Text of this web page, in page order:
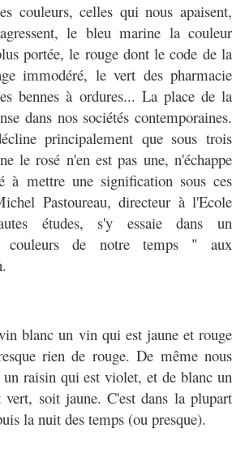
couleurs, celles qui nous apaisent,
le bleu marine la couleur
portée, le rouge dont le code de la
immodéré, le vert des pharmacie
bennes à ordures... La place de la
dans nos sociétés contemporaines.
principalement que sous trois
le rosé n'en est pas une, n'échappe
à mettre une signification sous ces
Pastoureau, directeur à l'Ecole
études, s'y essaie dans un
couleurs de notre temps " aux
blanc un vin qui est jaune et rouge
rien de rouge. De même nous
raisin qui est violet, et de blanc un
soit jaune. C'est dans la plupart
la nuit des temps (ou presque).